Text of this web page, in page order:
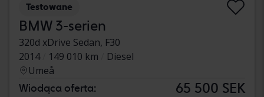
Testowane
BMW 3-serien
320d xDrive Sedan, F30
2014
149 010 km
Diesel
Umeå
Wiodąca oferta: 65 500 SEK